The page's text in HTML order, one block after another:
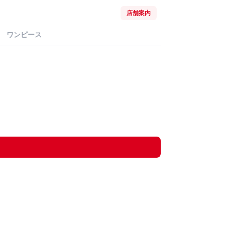
店舗案内
ワンピース